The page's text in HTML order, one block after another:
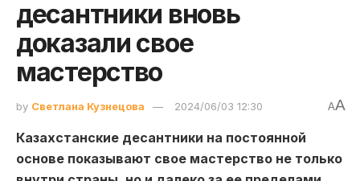
десантники вновь
доказали свое
мастерство
by Светлана Кузнецова 2024/06/03 12:30 AA
Казахстанские десантники на постоянной
основе показывают свое мастерство не только